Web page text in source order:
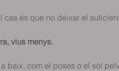
cas és que no deixar el
de la
menys.
el poses o el sòl